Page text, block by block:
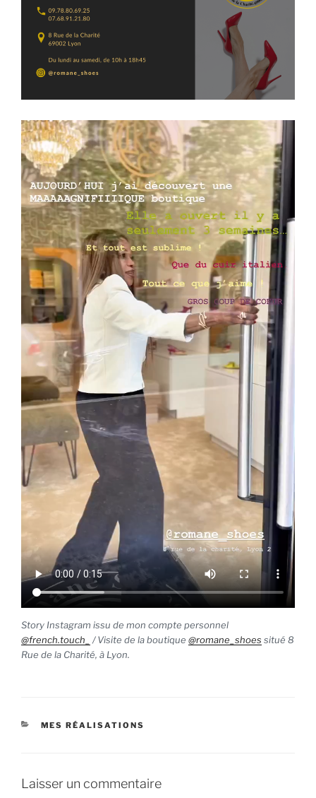
Story Instagram issu de mon compte personnel
@french.touch_
/ Visite de la boutique @romane_shoes situé 8
Rue de la Charité, à Lyon.
CATÉGORIES
MES RÉALISATIONS
Laisser un commentaire